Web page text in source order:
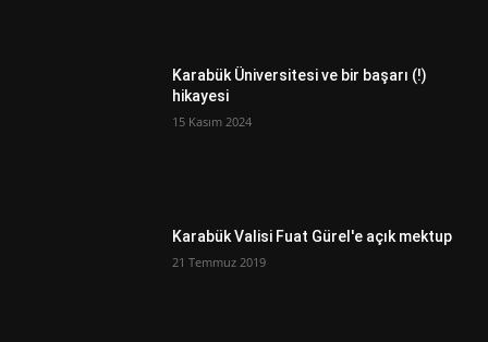
Karabük Üniversitesi ve bir başarı (!)
hikayesi
15 Kasım 2024
Karabük Valisi Fuat Gürel'e açık mektup
21 Temmuz 2019